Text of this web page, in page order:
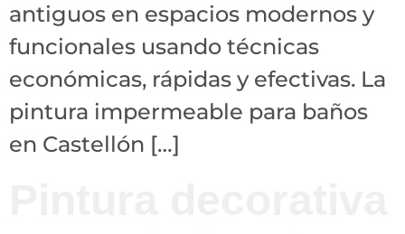
antiguos en espacios modernos y
funcionales usando técnicas
económicas, rápidas y efectivas. La
pintura impermeable para baños
en Castellón […]